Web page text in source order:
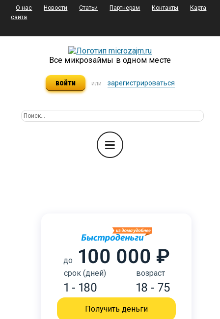
О нас Новости Статьи Партнерам Контакты
Карта
сайта
Все микрозаймы в одном месте
войти или зарегистрироваться
до 100 000 ₽
срок (дней)
1 - 180
возраст
18 - 75
Получить деньги